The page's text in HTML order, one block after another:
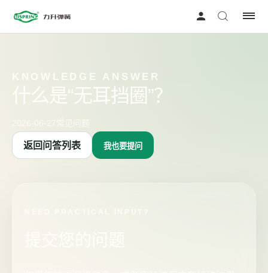
KNOWLEDGE ANSWER
什么是“无耳挡圈”？
常见问题
返回问答列表 我也要提问